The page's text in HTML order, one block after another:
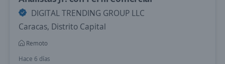
DIGITAL TRENDING GROUP LLC
Caracas, Distrito Capital
Remoto
Hace 6 días